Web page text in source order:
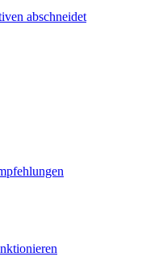
abschneidet